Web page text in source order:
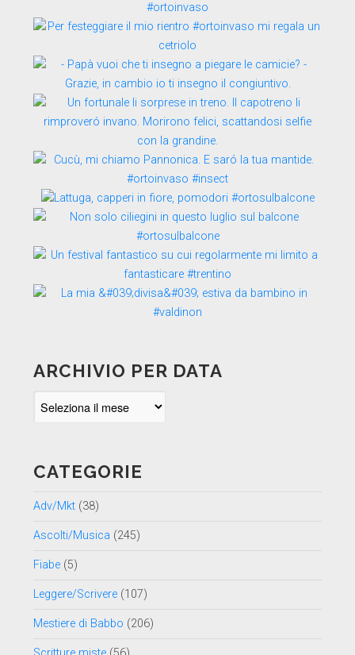
ARCHIVIO PER DATA
CATEGORIE
Adv/Mkt(38)
Ascolti/Musica (245)
Fiabe(5)
Leggere/Scrivere(107)
Mestiere di Babbo (206)